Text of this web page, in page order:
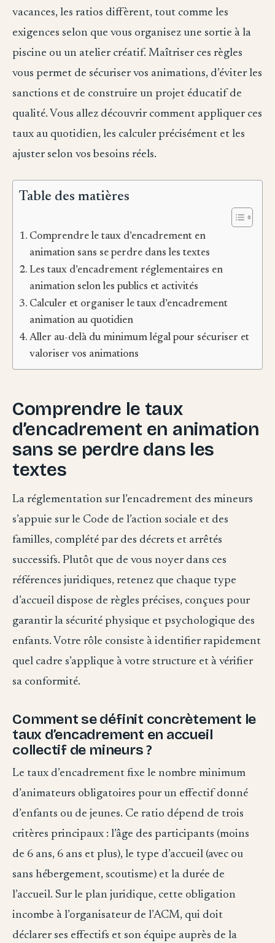
vacances, les ratios diffèrent, tout comme les
exigences selon que vous organisez une sortie à la
piscine ou un atelier créatif. Maîtriser ces règles
vous permet de sécuriser vos animations, d’éviter les
sanctions et de construire un projet éducatif de
qualité. Vous allez découvrir comment appliquer ces
taux au quotidien, les calculer précisément et les
ajuster selon vos besoins réels.
Table des matières
Comprendre le taux d’encadrement en
animation sans se perdre dans les textes
Les taux d’encadrement réglementaires en
animation selon les publics et activités
Calculer et organiser le taux d’encadrement
animation au quotidien
Aller au-delà du minimum légal pour sécuriser et
valoriser vos animations
Comprendre le taux
d’encadrement en animation
sans se perdre dans les
textes
La réglementation sur l’encadrement des mineurs
s’appuie sur le Code de l’action sociale et des
familles, complété par des décrets et arrêtés
successifs. Plutôt que de vous noyer dans ces
références juridiques, retenez que chaque type
d’accueil dispose de règles précises, conçues pour
garantir la sécurité physique et psychologique des
enfants. Votre rôle consiste à identifier rapidement
quel cadre s’applique à votre structure et à vérifier
sa conformité.
Comment se définit concrètement le
taux d’encadrement en accueil
collectif de mineurs ?
Le taux d’encadrement fixe le nombre minimum
d’animateurs obligatoires pour un effectif donné
d’enfants ou de jeunes. Ce ratio dépend de trois
critères principaux : l’âge des participants (moins
de 6 ans, 6 ans et plus), le type d’accueil (avec ou
sans hébergement, scoutisme) et la durée de
l’accueil. Sur le plan juridique, cette obligation
incombe à l’organisateur de l’ACM, qui doit
déclarer ses effectifs et son équipe auprès de la